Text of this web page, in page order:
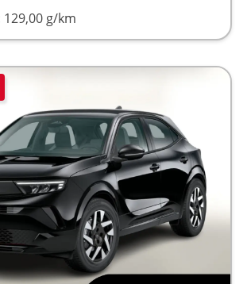
129,00 g/km